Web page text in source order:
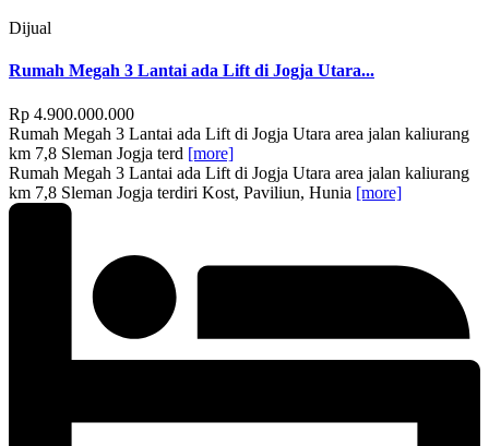
Dijual
Rumah Megah 3 Lantai ada Lift di Jogja Utara...
Rp 4.900.000.000
Rumah Megah 3 Lantai ada Lift di Jogja Utara area jalan kaliurang
km 7,8 Sleman Jogja terd [more]
Rumah Megah 3 Lantai ada Lift di Jogja Utara area jalan kaliurang
km 7,8 Sleman Jogja terdiri Kost, Paviliun, Hunia [more]